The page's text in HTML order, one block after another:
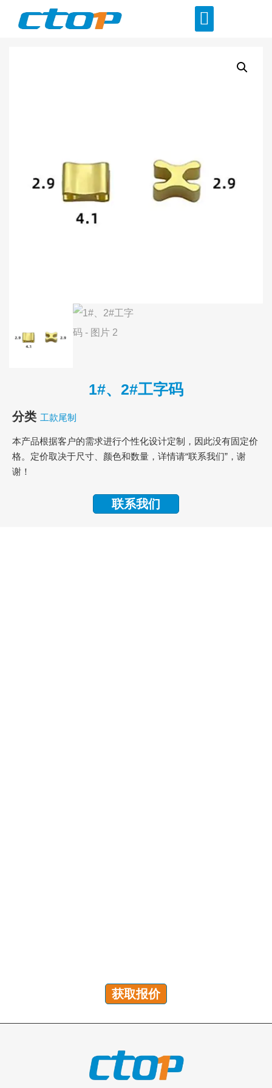
1#、2#工字码
分类 工款尾制
本产品根据客户的需求进行个性化设计定制，因此没有固定价
格。定价取决于尺寸、颜色和数量，详情请“联系我们”，谢
谢！
联系我们
获取报价